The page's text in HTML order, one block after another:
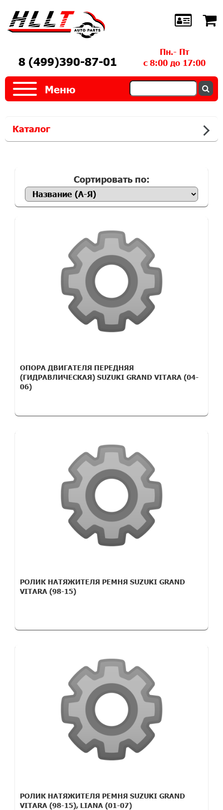
8 (499)390-87-01
Пн.- Пт
с 8:00 до 17:00
Меню
Каталог
Сортировать по:
ОПОРА ДВИГАТЕЛЯ ПЕРЕДНЯЯ
(ГИДРАВЛИЧЕСКАЯ) SUZUKI GRAND VITARA (04-
06)
РОЛИК НАТЯЖИТЕЛЯ РЕМНЯ SUZUKI GRAND
VITARA (98-15)
РОЛИК НАТЯЖИТЕЛЯ РЕМНЯ SUZUKI GRAND
VITARA (98-15), LIANA (01-07)